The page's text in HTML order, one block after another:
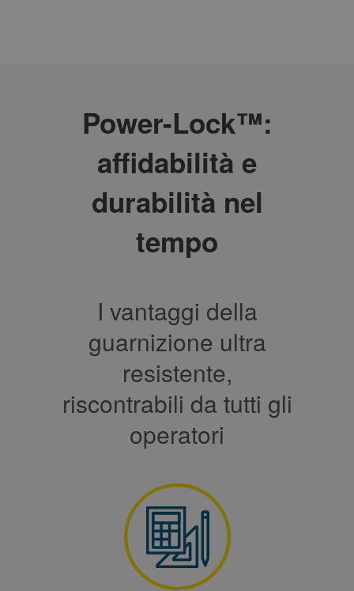
Power-Lock™:
affidabilità e
durabilità nel
tempo
I vantaggi della
guarnizione ultra
resistente,
riscontrabili da tutti gli
operatori